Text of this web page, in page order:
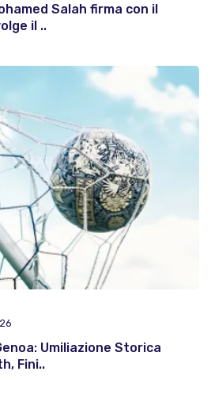
Salah firma con il
il ..
Umiliazione Storica
Fini..